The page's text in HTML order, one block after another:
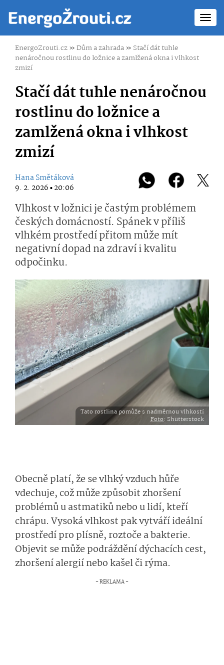
EnergoZrouti.cz»Dům a zahrada» Stačí dát tuhle
nenáročnou rostlinu do ložnice a zamlžená okna i vlhkost
zmizí
Stačí dát tuhle nenáročnou
rostlinu do ložnice a
zamlžená okna i vlhkost
zmizí
Hana Smětáková
9. 2. 2026 ▪ 20:06
Vlhkost v ložnici je častým problémem
českých domácností. Spánek v příliš
vlhkém prostředí přitom může mít
negativní dopad na zdraví i kvalitu
odpočinku.
Tato rostlina pomůže s nadměrnou vlhkostí
Foto: Shutterstock
Obecně platí, že se vlhký vzduch hůře
vdechuje, což může způsobit zhoršení
problémů u astmatiků nebo u lidí, kteří
chrápu. Vysoká vlhkost pak vytváří ideální
prostředí pro plísně, roztoče a bakterie.
Objevit se může podráždění dýchacích cest,
zhoršení alergií nebo kašel či rýma.